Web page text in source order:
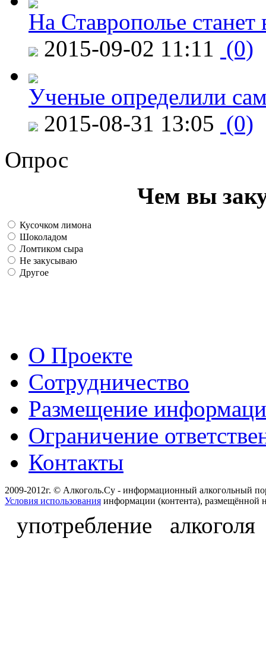
На Ставрополье
2015-09-02 11:11 (0)
Ученые определили
2015-08-31 13:05 (0)
Опрос
Чем вы
Кусочком лимона
Шоколадом
Ломтиком сыра
Не закусываю
Другое
О Проекте
Сотрудничество
Размещение
Ограничение
Контакты
2009-2012г. © Алкоголь.Су - информационный алкогольный
Условия использования информации (контента), размещённой
употребление